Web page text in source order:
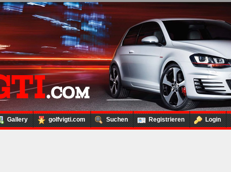
Gallery golfvigti.com Suchen Registrieren Login